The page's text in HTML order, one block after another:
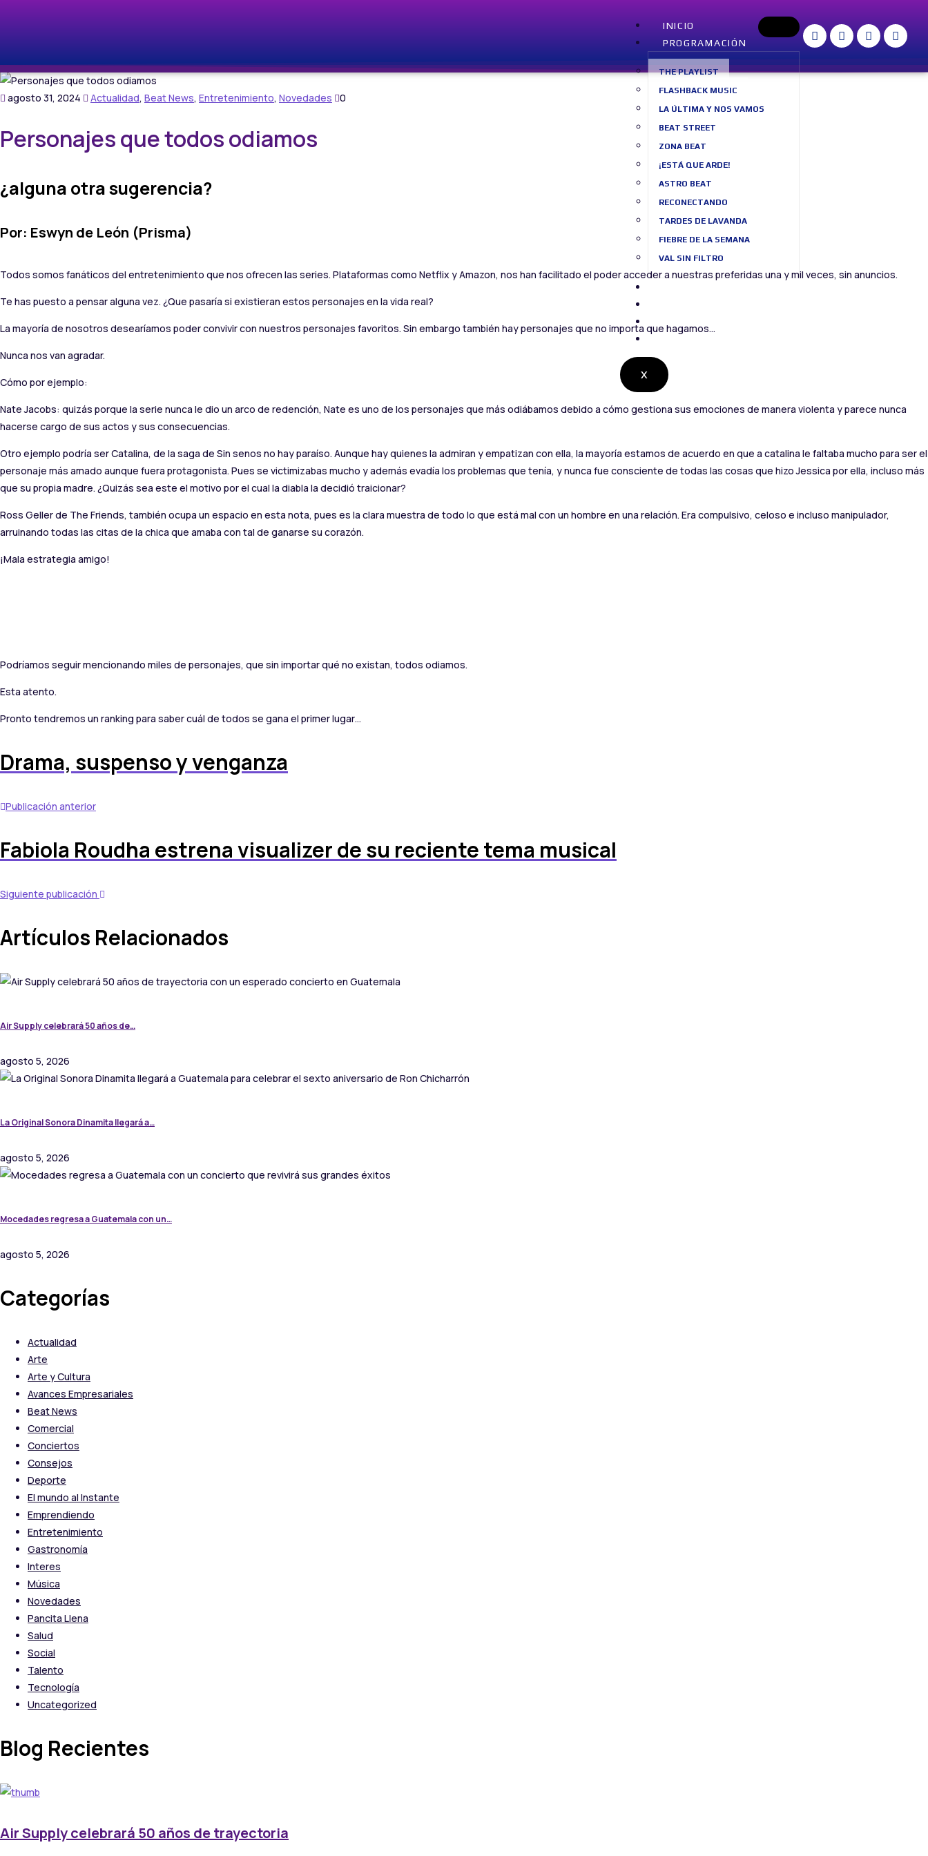
INICIO
PROGRAMACIÓN
THE PLAYLIST
FLASHBACK MUSIC
LA ÚLTIMA Y NOS VAMOS
BEAT STREET
ZONA BEAT
¡ESTÁ QUE ARDE!
ASTRO BEAT
RECONECTANDO
TARDES DE LAVANDA
FIEBRE DE LA SEMANA
VAL SIN FILTRO
X
agosto 31, 2024 Actualidad, Beat News, Entretenimiento, Novedades 0
Personajes que todos odiamos
¿alguna otra sugerencia?
Por: Eswyn de León (Prisma)
Todos somos fanáticos del entretenimiento que nos ofrecen las series. Plataformas como Netflix y Amazon, nos han facilitado el poder acceder a nuestras preferidas una y mil veces, sin anuncios.
Te has puesto a pensar alguna vez. ¿Que pasaría si existieran estos personajes en la vida real?
La mayoría de nosotros desearíamos poder convivir con nuestros personajes favoritos. Sin embargo también hay personajes que no importa que hagamos…
Nunca nos van agradar.
Cómo por ejemplo:
Nate Jacobs: quizás porque la serie nunca le dio un arco de redención, Nate es uno de los personajes que más odiábamos debido a cómo gestiona sus emociones de manera violenta y parece nunca
hacerse cargo de sus actos y sus consecuencias.
Otro ejemplo podría ser Catalina, de la saga de Sin senos no hay paraíso. Aunque hay quienes la admiran y empatizan con ella, la mayoría estamos de acuerdo en que a catalina le faltaba mucho para ser el
personaje más amado aunque fuera protagonista. Pues se victimizabas mucho y además evadía los problemas que tenía, y nunca fue consciente de todas las cosas que hizo Jessica por ella, incluso más
que su propia madre. ¿Quizás sea este el motivo por el cual la diabla la decidió traicionar?
Ross Geller de The Friends, también ocupa un espacio en esta nota, pues es la clara muestra de todo lo que está mal con un hombre en una relación. Era compulsivo, celoso e incluso manipulador,
arruinando todas las citas de la chica que amaba con tal de ganarse su corazón.
¡Mala estrategia amigo!
Podríamos seguir mencionando miles de personajes, que sin importar qué no existan, todos odiamos.
Esta atento.
Pronto tendremos un ranking para saber cuál de todos se gana el primer lugar…
Drama, suspenso y venganza
Publicación anterior
Fabiola Roudha estrena visualizer de su reciente tema musical
Siguiente publicación
Artículos Relacionados
Air Supply celebrará 50 años de…
agosto 5, 2026
La Original Sonora Dinamita llegará a…
agosto 5, 2026
Mocedades regresa a Guatemala con un…
agosto 5, 2026
Categorías
Actualidad
Arte
Arte y Cultura
Avances Empresariales
Beat News
Comercial
Conciertos
Consejos
Deporte
El mundo al Instante
Emprendiendo
Entretenimiento
Gastronomía
Interes
Música
Novedades
Pancita Llena
Salud
Social
Talento
Tecnología
Uncategorized
Blog Recientes
Air Supply celebrará 50 años de trayectoria